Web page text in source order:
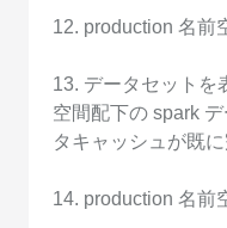
12. production 名前
13. データセットを
空間配下の spark
タキャッシュが既に
14. production 名前